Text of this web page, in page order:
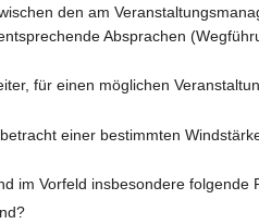
den am
Absprachen
für einen möglichen
einer bestimmten
im Vorfeld insbesondere folgende